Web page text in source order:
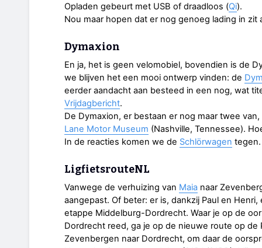
Opladen gebeurt met USB of draadloos (Qi).
Nou maar hopen dat er nog genoeg lading in
Dymaxion
En ja, het is geen velomobiel, bovendien is de
we blijven het een mooi ontwerp vinden: de
eerder aandacht aan besteed in een nog, wat
Vrijdagbericht.
De Dymaxion, er bestaan er nog maar twee
Lane Motor Museum (Nashville, Tennessee).
In de reacties komen we de Schlörwagen tegen.
LigfietsrouteNL
Vanwege de verhuizing van Maia naar
aangepast. Of beter: er is, dankzij Paul en
etappe Middelburg-Dordrecht. Waar je op de
Dordrecht reed, ga je op de nieuwe route op de
Zevenbergen naar Dordrecht, om daar de